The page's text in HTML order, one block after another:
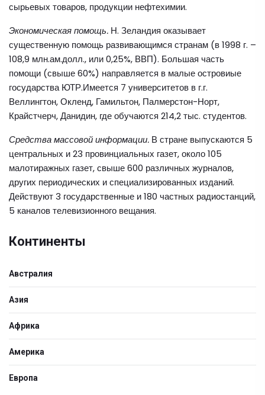
сырьевых товаров, продукции нефтехимии.
Экономическая помощь. Н. Зеландия оказывает
существенную помощь развивающимся странам (в 1998 г. –
108,9 млн.ам.долл., или 0,25%, ВВП). Большая часть
помощи (свыше 60%) направляется в малые островиые
государства ЮТР.Имеется 7 университетов в г.г.
Веллингтон, Окленд, Гамильтон, Палмерстон-Норт,
Крайстчерч, Данидин, где обучаются 214,2 тыс. студентов.
Средства массовой информации. В стране выпускаются 5
центральных и 23 провинциальных газет, около 105
малотиражных газет, свыше 600 различных журналов,
других периодических и специализированных изданий.
Действуют 3 государственные и 180 частных радиостанций,
5 каналов телевизионного вещания.
Континенты
Австралия
Азия
Африка
Америка
Европа